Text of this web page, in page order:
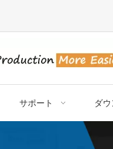
サポート ダ